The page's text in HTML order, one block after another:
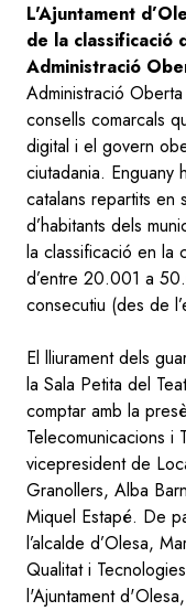
L'Ajuntament
de la classificació
Administració
Administració
consells comarcals
digital i el govern
ciutadania. Enguany
catalans repartits en
d’habitants dels
la classificació en la
d’entre 20.001 a
consecutiu (des de
El lliurament dels
la Sala Petita del
comptar amb la
Telecomunicacions i
vicepresident de
Granollers, Alba
Miquel Estapé. De
l’alcalde d’Olesa,
Qualitat i
l'Ajuntament